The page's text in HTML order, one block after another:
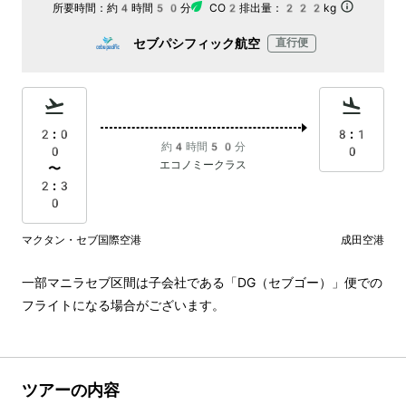
所要時間： 約4時間50分 CO2排出量： 222kg
セブパシフィック航空 直行便
2:0
0
〜
2:3
0
約4時間50分
エコノミークラス
8:1
0
マクタン・セブ国際空港 成田空港
一部マニラセブ区間は子会社である「DG（セブゴー）」便での
フライトになる場合がございます。
ツアーの内容